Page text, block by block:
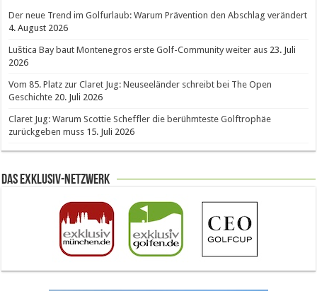
Der neue Trend im Golfurlaub: Warum Prävention den Abschlag verändert
4. August 2026
Luštica Bay baut Montenegros erste Golf-Community weiter aus 23. Juli
2026
Vom 85. Platz zur Claret Jug: Neuseeländer schreibt bei The Open
Geschichte 20. Juli 2026
Claret Jug: Warum Scottie Scheffler die berühmteste Golftrophäe
zurückgeben muss 15. Juli 2026
Das Exklusiv-Netzwerk